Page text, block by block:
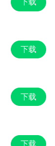
下载
下载
下载
下载